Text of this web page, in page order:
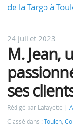
de la Targo à
24 juillet 2023
M. Jean,
ses
Rédigé par Lafayette
Classé dans : Toulon,